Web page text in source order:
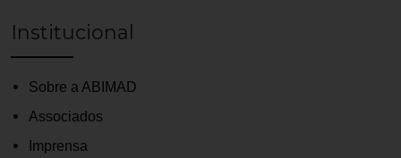
Institucional
Sobre a ABIMAD
Associados
Imprensa